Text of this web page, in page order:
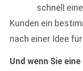
schnell
Kunden ein
nach einer Idee
Und wenn Sie